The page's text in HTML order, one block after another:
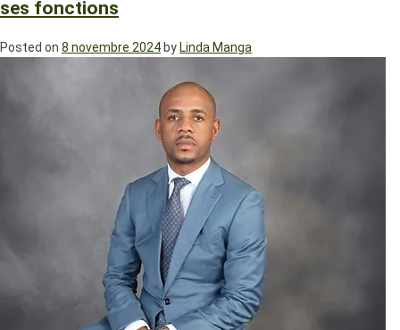
ses fonctions
Posted on 8 novembre 2024 by Linda Manga